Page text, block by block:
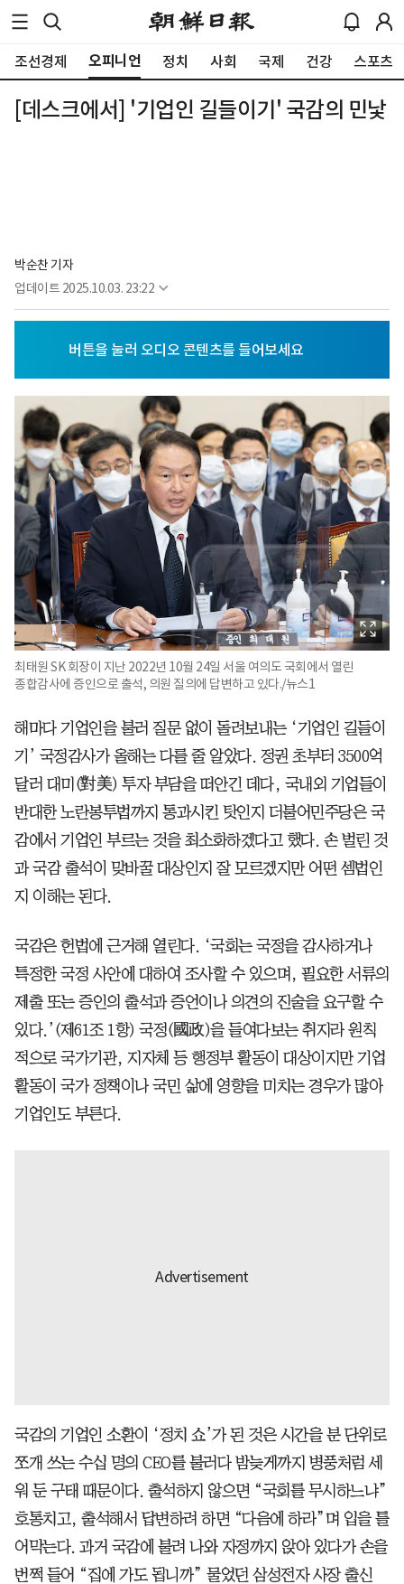
조선경제 오피니언 정치 사회 국제 건강 스포츠
[데스크에서] '기업인 길들이기' 국감의 민낯
박순찬 기자
업데이트 2025.10.03. 23:22
최태원 SK 회장이 지난 2022년 10월 24일 서울 여의도 국회에서 열린
종합감사에 증인으로 출석, 의원 질의에 답변하고 있다./뉴스1
해마다 기업인을 불러 질문 없이 돌려보내는 ‘기업인 길들이
기’ 국정감사가 올해는 다를 줄 알았다. 정권 초부터 3500억
달러 대미(對美) 투자 부담을 떠안긴 데다, 국내외 기업들이
반대한 노란봉투법까지 통과시킨 탓인지 더불어민주당은 국
감에서 기업인 부르는 것을 최소화하겠다고 했다. 손 벌린 것
과 국감 출석이 맞바꿀 대상인지 잘 모르겠지만 어떤 셈법인
지 이해는 된다.
국감은 헌법에 근거해 열린다. ‘국회는 국정을 감사하거나
특정한 국정 사안에 대하여 조사할 수 있으며, 필요한 서류의
제출 또는 증인의 출석과 증언이나 의견의 진술을 요구할 수
있다.’(제61조 1항) 국정(國政)을 들여다보는 취지라 원칙
적으로 국가기관, 지자체 등 행정부 활동이 대상이지만 기업
활동이 국가 정책이나 국민 삶에 영향을 미치는 경우가 많아
기업인도 부른다.
국감의 기업인 소환이 ‘정치 쇼’가 된 것은 시간을 분 단위로
쪼개 쓰는 수십 명의 CEO를 불러다 밤늦게까지 병풍처럼 세
워 둔 구태 때문이다. 출석하지 않으면 “국회를 무시하느냐”
호통치고, 출석해서 답변하려 하면 “다음에 하라”며 입을 틀
어막는다. 과거 국감에 불려 나와 자정까지 앉아 있다가 손을
번쩍 들어 “집에 가도 됩니까” 물었던 삼성전자 사장 출신